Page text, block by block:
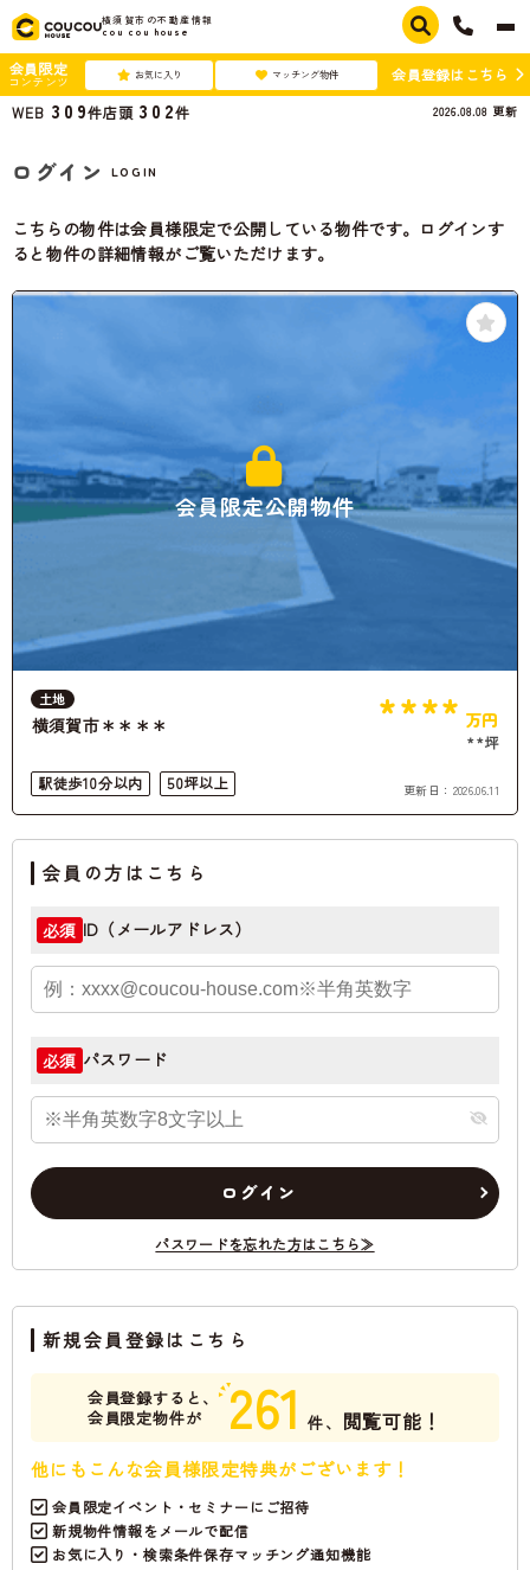
横須賀市の不動産情報
cou cou house
会員限定
コンテンツ お気に入り マッチング物件
会員登録はこちら
WEB 309件店頭 302件 2026.08.08 更新
ログイン LOGIN
こちらの物件は会員様限定で公開している物件です。ログインす
ると物件の詳細情報がご覧いただけます。
会員限定公開物件
土地
横須賀市＊＊＊＊ **** 万円
**坪
駅徒歩10分以内
50坪以上 更新日： 2026.06.11
会員の方はこちら
必須 ID（メールアドレス）
必須 パスワード
ログイン
パスワードを忘れた方はこちら≫
新規会員登録はこちら
会員登録すると、
会員限定物件が
261 件、 閲覧可能！
他にもこんな会員様限定特典がございます！
会員限定イベント・セミナーにご招待
新規物件情報をメールで配信
お気に入り・検索条件保存マッチング通知機能